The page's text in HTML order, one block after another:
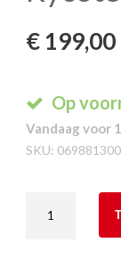
€ 199,00
Op
Vandaag voor
SKU:
Videomic